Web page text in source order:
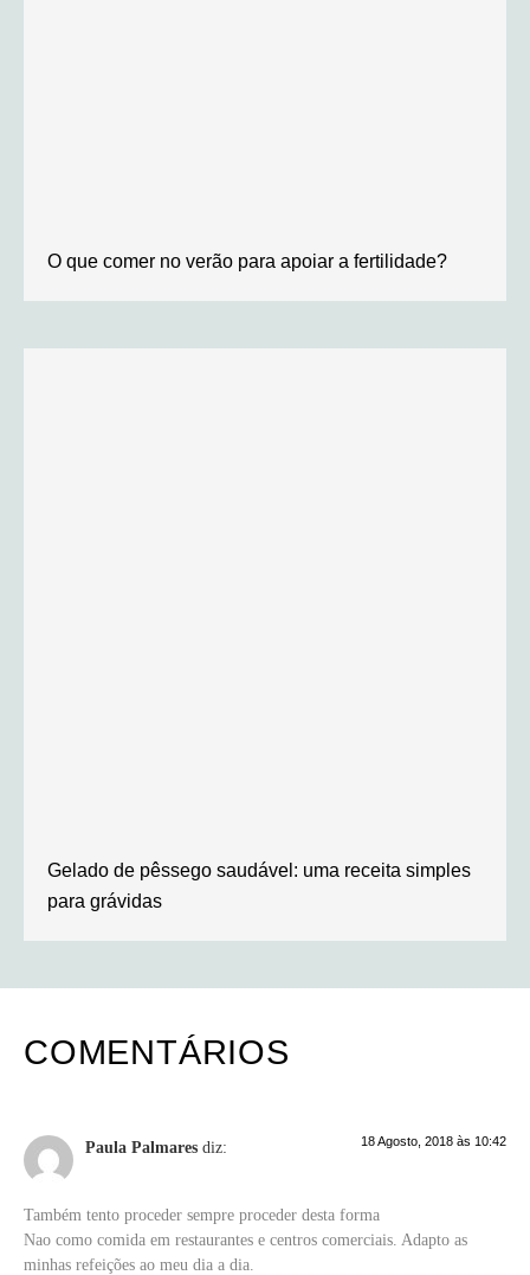
O que comer no verão para apoiar a fertilidade?
Gelado de pêssego saudável: uma receita simples
para grávidas
COMENTÁRIOS
Paula Palmares diz: 18 Agosto, 2018 às 10:42
Também tento proceder sempre proceder desta forma
Nao como comida em restaurantes e centros comerciais. Adapto as
minhas refeições ao meu dia a dia.